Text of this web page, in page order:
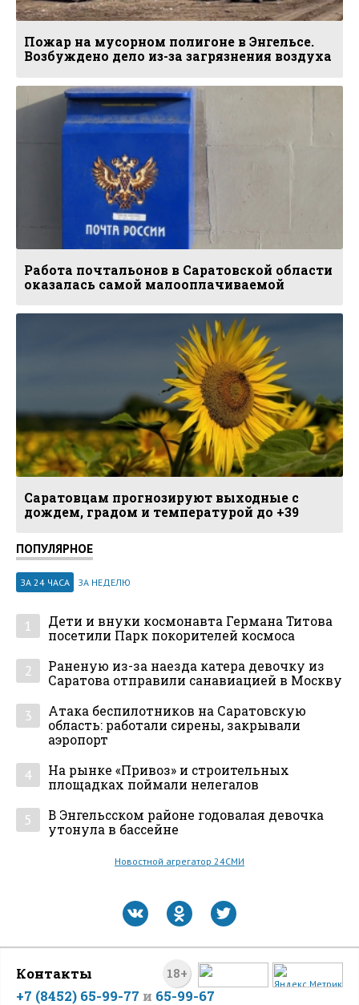
Пожар на мусорном полигоне в Энгельсе.
Возбуждено дело из-за загрязнения воздуха
Работа почтальонов в Саратовской области
оказалась самой малооплачиваемой
Саратовцам прогнозируют выходные с
дождем, градом и температурой до +39
ПОПУЛЯРНОЕ
ЗА 24 ЧАСА ЗА НЕДЕЛЮ
1
Дети и внуки космонавта Германа Титова
посетили Парк покорителей космоса
2
Раненую из-за наезда катера девочку из
Саратова отправили санавиацией в Москву
3
Атака беспилотников на Саратовскую
область: работали сирены, закрывали
аэропорт
4
На рынке «Привоз» и строительных
площадках поймали нелегалов
5
В Энгельсском районе годовалая девочка
утонула в бассейне
Новостной агрегатор 24СМИ
18+
Контакты
+7 (8452) 65-99-77 и 65-99-67